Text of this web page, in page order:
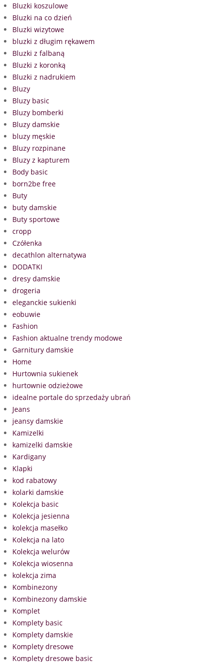
Bluzki koszulowe
Bluzki na co dzień
Bluzki wizytowe
bluzki z długim rękawem
Bluzki z falbaną
Bluzki z koronką
Bluzki z nadrukiem
Bluzy
Bluzy basic
Bluzy bomberki
Bluzy damskie
bluzy męskie
Bluzy rozpinane
Bluzy z kapturem
Body basic
born2be free
Buty
buty damskie
Buty sportowe
cropp
Czółenka
decathlon alternatywa
DODATKI
dresy damskie
drogeria
eleganckie sukienki
eobuwie
Fashion
Fashion aktualne trendy modowe
Garnitury damskie
Home
Hurtownia sukienek
hurtownie odzieżowe
idealne portale do sprzedaży ubrań
Jeans
jeansy damskie
Kamizelki
kamizelki damskie
Kardigany
Klapki
kod rabatowy
kolarki damskie
Kolekcja basic
Kolekcja jesienna
kolekcja masełko
Kolekcja na lato
Kolekcja welurów
Kolekcja wiosenna
kolekcja zima
Kombinezony
Kombinezony damskie
Komplet
Komplety basic
Komplety damskie
Komplety dresowe
Komplety dresowe basic